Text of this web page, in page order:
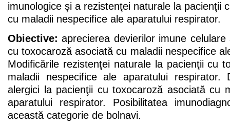
imunologice şi a rezistenţei naturale la pacienţii
cu maladii nespecifice ale aparatului respirator.
Obiective: aprecierea devierilor imune
cu toxocaroză asociată cu maladii nespecifice
Modificările rezistenţei naturale la pacienţii cu
maladii nespecifice ale aparatului respirator.
alergici la pacienţii cu toxocaroză asociată cu
aparatului respirator. Posibilitatea
această categorie de bolnavi.